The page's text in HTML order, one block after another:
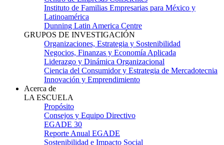
Instituto de Familias Empresarias para México y
Latinoamérica
Dunning Latin America Centre
GRUPOS DE INVESTIGACIÓN
Organizaciones, Estrategia y Sostenibilidad
Negocios, Finanzas y Economía Aplicada
Liderazgo y Dinámica Organizacional
Ciencia del Consumidor y Estrategia de Mercadotecnia
Innovación y Emprendimiento
Acerca de
LA ESCUELA
Propósito
Consejos y Equipo Directivo
EGADE 30
Reporte Anual EGADE
Sostenibilidad e Impacto Social